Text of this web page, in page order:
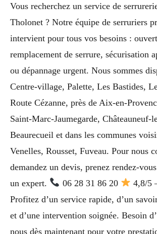
Vous recherchez un service de
Tholonet ? Notre équipe de serruriers
intervient pour tous vos besoins :
remplacement de serrure, sécurisation
ou dépannage urgent. Nous sommes
Centre-village, Palette, Les Bastides,
Route Cézanne, près de Aix-en-
Saint-Marc-Jaumegarde, Châteauneuf-
Beaurecueil et dans les communes
Venelles, Rousset, Fuveau. Pour nous
demandez un devis, prenez rendez-
un expert.
06 28 31 86 20
4,8/5
Profitez d’un service rapide, d’un
et d’une intervention soignée. Besoin
nous dès maintenant pour votre